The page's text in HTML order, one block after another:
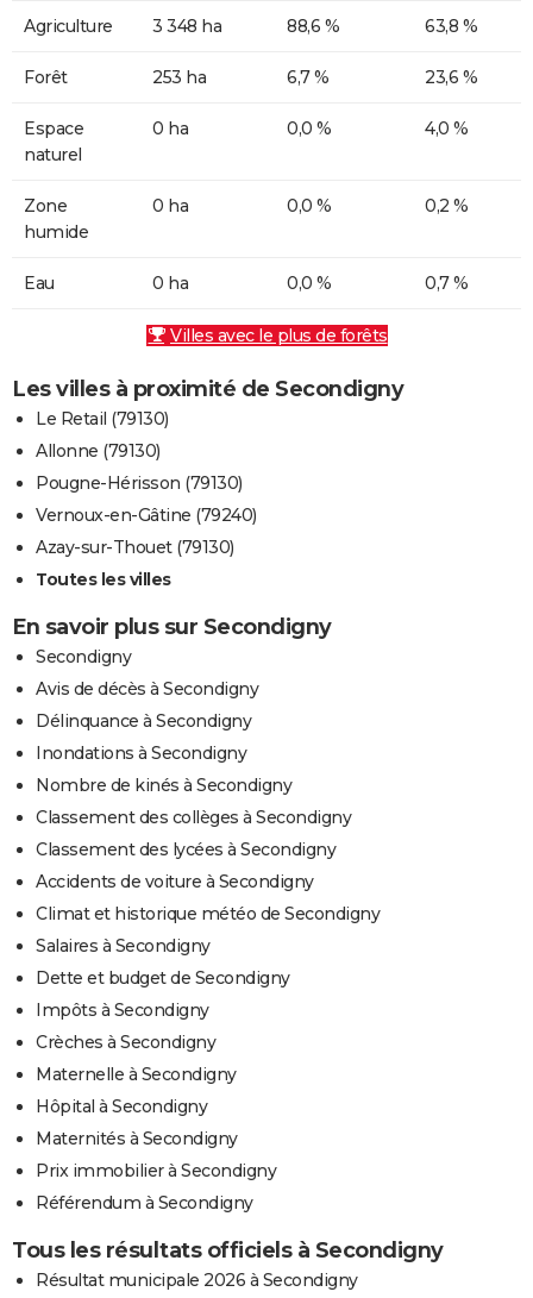
Agriculture 3 348 ha 88,6 % 63,8 %
Forêt 253 ha 6,7 % 23,6 %
Espace
naturel
0 ha 0,0 % 4,0 %
Zone
humide
0 ha 0,0 % 0,2 %
Eau 0 ha 0,0 % 0,7 %
Villes avec le plus de forêts
Les villes à proximité de Secondigny
Le Retail (79130)
Allonne (79130)
Pougne-Hérisson (79130)
Vernoux-en-Gâtine (79240)
Azay-sur-Thouet (79130)
Toutes les villes
En savoir plus sur Secondigny
Secondigny
Avis de décès à Secondigny
Délinquance à Secondigny
Inondations à Secondigny
Nombre de kinés à Secondigny
Classement des collèges à Secondigny
Classement des lycées à Secondigny
Accidents de voiture à Secondigny
Climat et historique météo de Secondigny
Salaires à Secondigny
Dette et budget de Secondigny
Impôts à Secondigny
Crèches à Secondigny
Maternelle à Secondigny
Hôpital à Secondigny
Maternités à Secondigny
Prix immobilier à Secondigny
Référendum à Secondigny
Tous les résultats officiels à Secondigny
Résultat municipale 2026 à Secondigny